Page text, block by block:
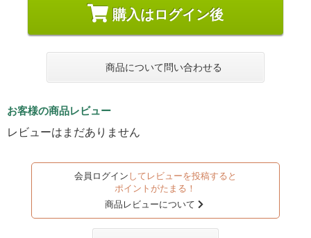
購入はログイン後
商品について問い合わせる
お客様の商品レビュー
レビューはまだありません
会員ログイン してレビューを投稿すると
ポイントがたまる！
商品レビューについて